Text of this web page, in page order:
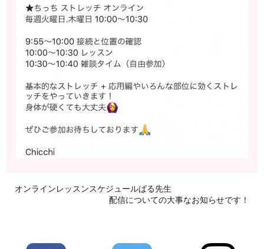
オンラインレッスンスケジュールぱる先生
配信についての大事なお知らせです！